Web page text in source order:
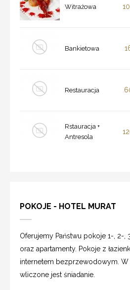
Witrażowa
Bankietowa
Restauracja
Rstauracja +
Antresola
POKOJE - HOTEL MURAT
Oferujemy Państwu pokoje 1-, 2-,
oraz apartamenty. Pokoje z
internetem bezprzewodowym.
wliczone jest śniadanie.